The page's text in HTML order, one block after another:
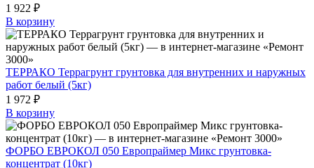
1 922 ₽
В корзину
ТЕРРАКО Террагрунт грунтовка для внутренних и наружных
работ белый (5кг)
1 972 ₽
В корзину
ФОРБО ЕВРОКОЛ 050 Европраймер Микс грунтовка-
концентрат (10кг)